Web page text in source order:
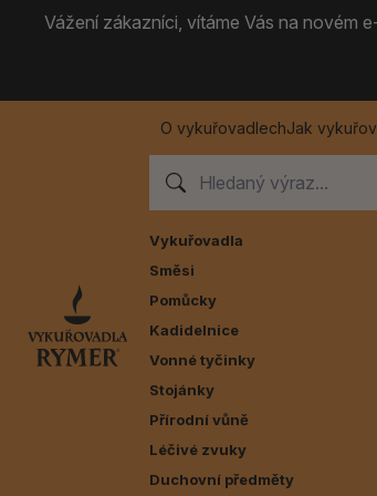
Vážení zákazníci, vítáme Vás na novém
O vykuřovadlechJak
Vykuřovadla
Směsi
Pomůcky
Kadidelnice
Vonné tyčinky
Stojánky
Přírodní vůně
Léčivé zvuky
Duchovní předměty